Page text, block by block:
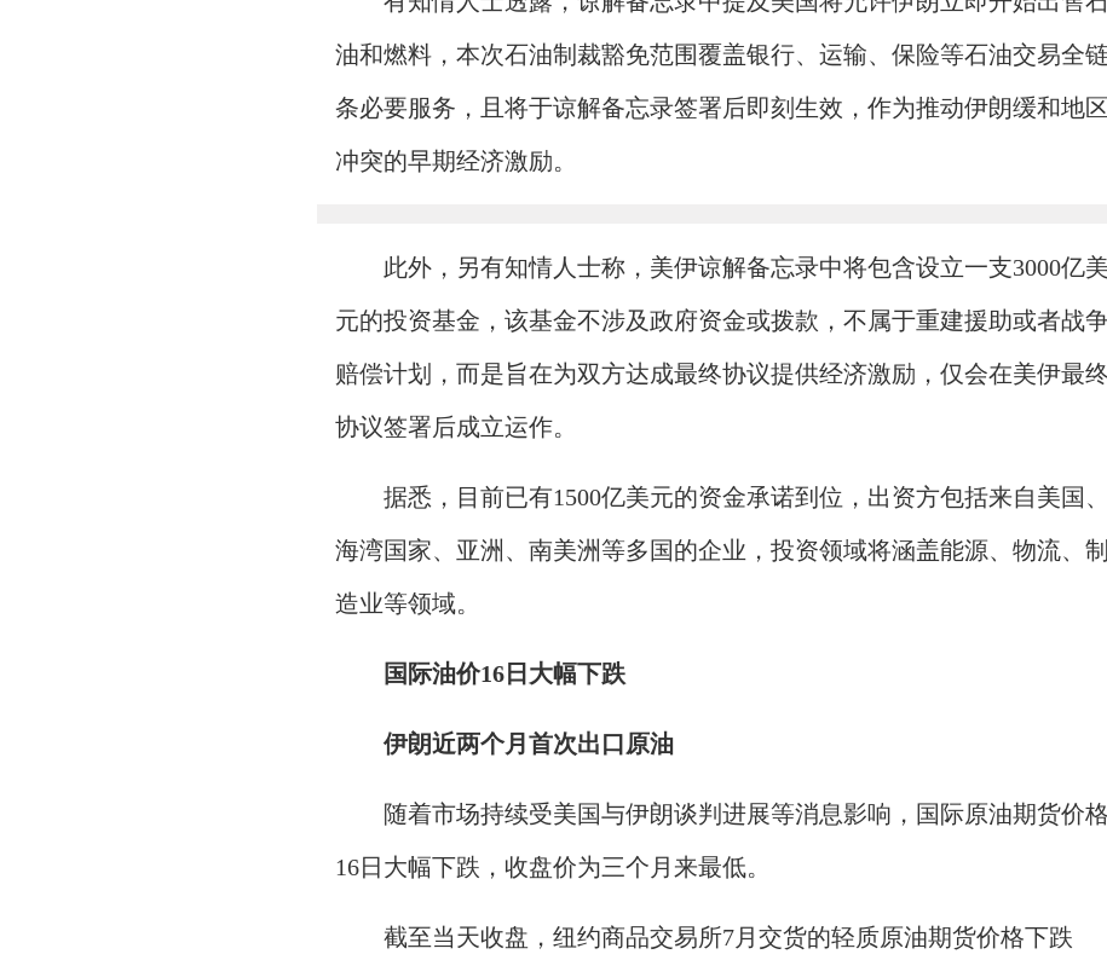
油和燃料，本次石油制裁豁免范围覆盖银行、运输、保险等石油交易全
条必要服务，且将于谅解备忘录签署后即刻生效，作为推动伊朗缓和地区
冲突的早期经济激励。
此外，另有知情人士称，美伊谅解备忘录中将包含设立一支3000亿美
元的投资基金，该基金不涉及政府资金或拨款，不属于重建援助或者战
赔偿计划，而是旨在为双方达成最终协议提供经济激励，仅会在美伊最终
协议签署后成立运作。
据悉，目前已有1500亿美元的资金承诺到位，出资方包括来自美国、
海湾国家、亚洲、南美洲等多国的企业，投资领域将涵盖能源、物流、制
造业等领域。
国际油价16日大幅下跌
伊朗近两个月首次出口原油
随着市场持续受美国与伊朗谈判进展等消息影响，国际原油期货价格
16日大幅下跌，收盘价为三个月来最低。
截至当天收盘，纽约商品交易所7月交货的轻质原油期货价格下跌